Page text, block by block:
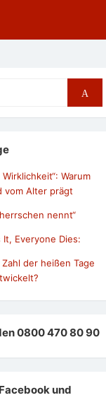
Search
Warum
vom Alter prägt
nennt“
It, Everyone Dies:
der heißen Tage
0800 470 80 90
und